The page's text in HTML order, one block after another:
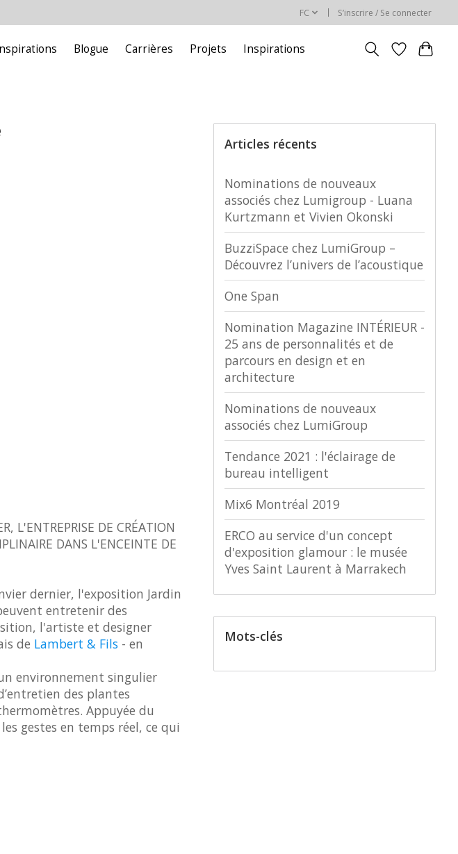
FC S’inscrire / Se connecter
Blogue Carrières Projets Inspirations
L'ENTREPRISE DE CRÉATION
DANS L'ENCEINTE DE
dernier, l'exposition Jardin
entretenir des
l'artiste et designer
de Lambert & Fils - en
environnement singulier
des plantes
Appuyée du
gestes en temps réel, ce qui
Articles récents
Nominations de nouveaux
associés chez Lumigroup - Luana
Kurtzmann et Vivien Okonski
BuzziSpace chez LumiGroup –
Découvrez l’univers de l’acoustique
One Span
Nomination Magazine INTÉRIEUR -
25 ans de personnalités et de
parcours en design et en
architecture
Nominations de nouveaux
associés chez LumiGroup
Tendance 2021 : l'éclairage de
bureau intelligent
Mix6 Montréal 2019
ERCO au service d'un concept
d'exposition glamour : le musée
Yves Saint Laurent à Marrakech
Mots-clés